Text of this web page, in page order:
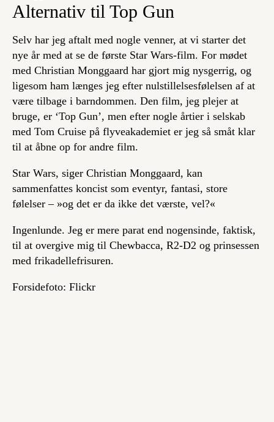
Alternativ til Top Gun
Selv har jeg aftalt med nogle venner, at vi starter det
nye år med at se de første Star Wars-film. For mødet
med Christian Monggaard har gjort mig nysgerrig, og
ligesom ham længes jeg efter nulstillelsesfølelsen af at
være tilbage i barndommen. Den film, jeg plejer at
bruge, er ‘Top Gun’, men efter nogle årtier i selskab
med Tom Cruise på flyveakademiet er jeg så småt klar
til at åbne op for andre film.
Star Wars, siger Christian Monggaard, kan
sammenfattes koncist som eventyr, fantasi, store
følelser – »og det er da ikke det værste, vel?«
Ingenlunde. Jeg er mere parat end nogensinde, faktisk,
til at overgive mig til Chewbacca, R2-D2 og prinsessen
med frikadellefrisuren.
Forsidefoto: Flickr